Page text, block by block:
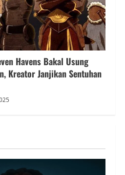
Havens Bakal Usung
Kreator Janjikan Sentuhan